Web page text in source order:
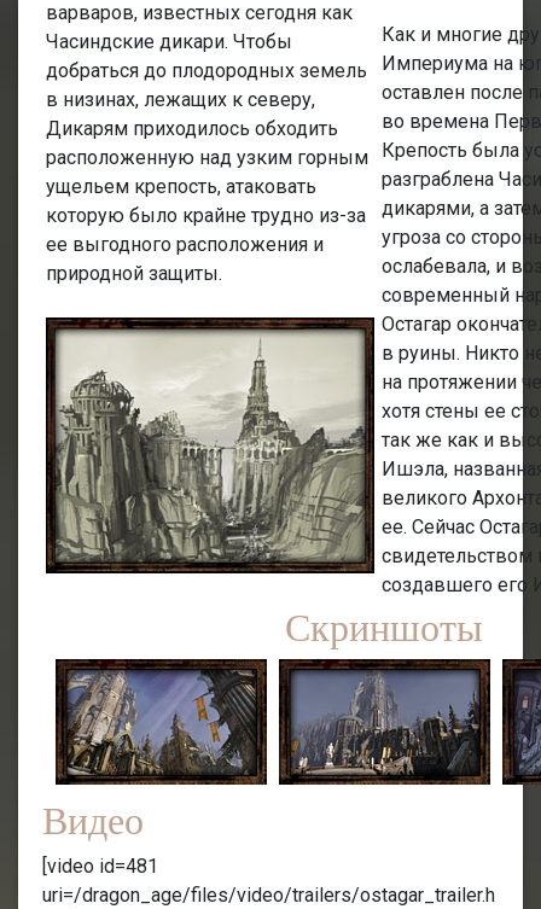
варваров, известных сегодня как
Часиндские дикари. Чтобы
добраться до плодородных земель
в низинах, лежащих к северу,
Дикарям приходилось обходить
расположенную над узким горным
ущельем крепость, атаковать
которую было крайне трудно из-за
ее выгодного расположения и
природной защиты.
Как и многие
Империума на
оставлен после
во времена
Крепость была
разграблена
дикарями, а
угроза со
ослабевала, и
современный
Остагар
в руины. Никто
на протяжении
хотя стены ее
так же как и
Ишэла,
великого
ее. Сейчас
создавшего его
Скриншоты
Видео
[video id=481
uri=/dragon_age/files/video/trailers/ostagar_trailer.h